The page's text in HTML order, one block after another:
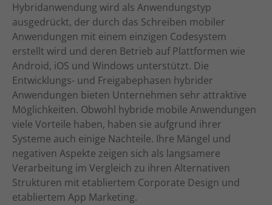
Hybridanwendung wird als Anwendungstyp
ausgedrückt, der durch das Schreiben mobiler
Anwendungen mit einem einzigen Codesystem
erstellt wird und deren Betrieb auf Plattformen wie
Android, iOS und Windows unterstützt. Die
Entwicklungs- und Freigabephasen hybrider
Anwendungen bieten Unternehmen sehr attraktive
Möglichkeiten. Obwohl hybride mobile Anwendungen
viele Vorteile haben, haben sie aufgrund ihrer
Systeme auch einige Nachteile. Ihre Mängel und
negativen Aspekte zeigen sich als langsamere
Verarbeitung im Vergleich zu ihren Alternativen
Strukturen mit etabliertem Corporate Design und
etabliertem App Marketing.